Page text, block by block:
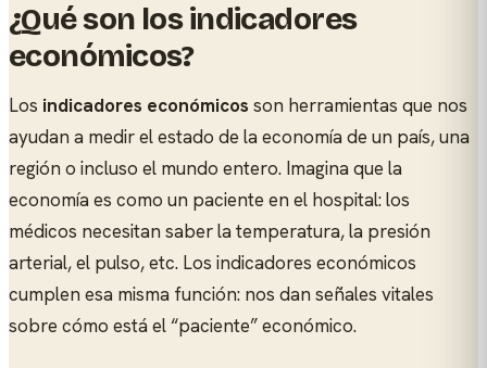
¿Qué son los indicadores
económicos?
Los indicadores económicos son herramientas que nos
ayudan a medir el estado de la economía de un país, una
región o incluso el mundo entero. Imagina que la
economía es como un paciente en el hospital: los
médicos necesitan saber la temperatura, la presión
arterial, el pulso, etc. Los indicadores económicos
cumplen esa misma función: nos dan señales vitales
sobre cómo está el “paciente” económico.